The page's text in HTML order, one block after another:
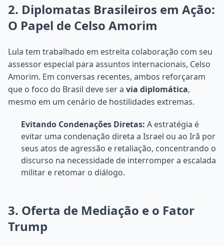
2. Diplomatas Brasileiros em Ação:
O Papel de Celso Amorim
Lula tem trabalhado em estreita colaboração com seu
assessor especial para assuntos internacionais, Celso
Amorim. Em conversas recentes, ambos reforçaram
que o foco do Brasil deve ser a via diplomática,
mesmo em um cenário de hostilidades extremas.
Evitando Condenações Diretas: A estratégia é
evitar uma condenação direta a Israel ou ao Irã por
seus atos de agressão e retaliação, concentrando o
discurso na necessidade de interromper a escalada
militar e retomar o diálogo.
3. Oferta de Mediação e o Fator
Trump